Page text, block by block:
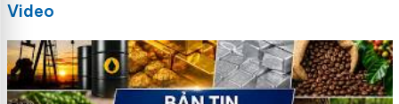
Video